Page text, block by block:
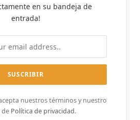
en su bandeja de
entrada!
nuestros términos y nuestro
de Política de privacidad.